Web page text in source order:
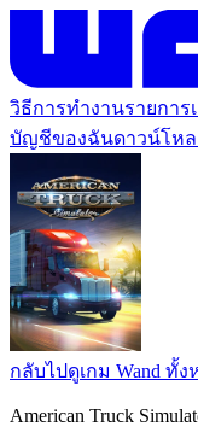
วิธีการทำงานรายการ
บัญชีของฉันดาวน์โห
กลับไปดูเกม Wand ทั้ง
American Truck